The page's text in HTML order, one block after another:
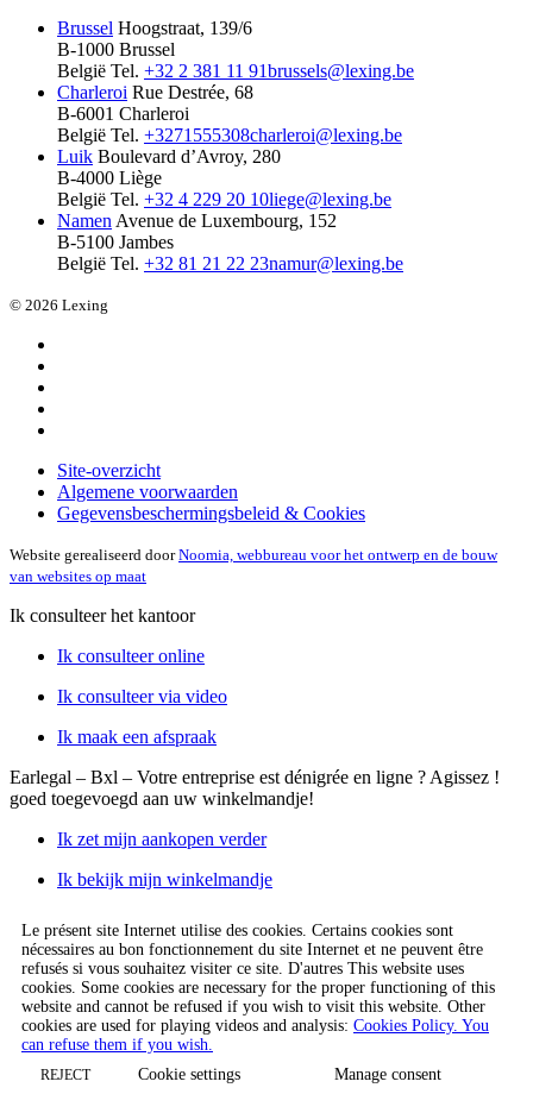
Brussel Hoogstraat, 139/6
B-1000 Brussel
België Tel. +32 2 381 11 91brussels@lexing.be
Charleroi Rue Destrée, 68
B-6001 Charleroi
België Tel. +3271555308charleroi@lexing.be
Luik Boulevard d’Avroy, 280
B-4000 Liège
België Tel. +32 4 229 20 10liege@lexing.be
Namen Avenue de Luxembourg, 152
B-5100 Jambes
België Tel. +32 81 21 22 23namur@lexing.be
© 2026 Lexing
Site-overzicht
Algemene voorwaarden
Gegevensbeschermingsbeleid & Cookies
Website gerealiseerd doorNoomia, webbureau voor het ontwerp en de bouw
van websites op maat
Ik consulteer het kantoor
Ik consulteer online
Ik consulteer via video
Ik maak een afspraak
Earlegal – Bxl – Votre entreprise est dénigrée en ligne ? Agissez !
goed toegevoegd aan uw winkelmandje!
Ik zet mijn aankopen verder
Ik bekijk mijn winkelmandje
Le présent site Internet utilise des cookies. Certains cookies sont
nécessaires au bon fonctionnement du site Internet et ne peuvent être
refusés si vous souhaitez visiter ce site. D'autres This website uses
cookies. Some cookies are necessary for the proper functioning of this
website and cannot be refused if you wish to visit this website. Other
cookies are used for playing videos and analysis: Cookies Policy. You
can refuse them if you wish.
REJECT Cookie settings Manage consent